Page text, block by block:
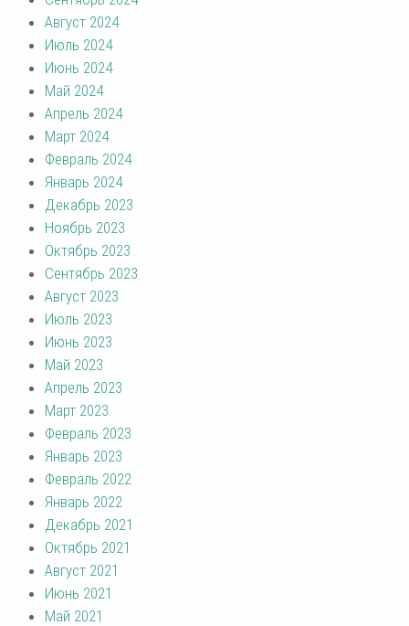
Август 2024
Июль 2024
Июнь 2024
Май 2024
Апрель 2024
Март 2024
Февраль 2024
Январь 2024
Декабрь 2023
Ноябрь 2023
Октябрь 2023
Сентябрь 2023
Август 2023
Июль 2023
Июнь 2023
Май 2023
Апрель 2023
Март 2023
Февраль 2023
Январь 2023
Февраль 2022
Январь 2022
Декабрь 2021
Октябрь 2021
Август 2021
Июнь 2021
Май 2021